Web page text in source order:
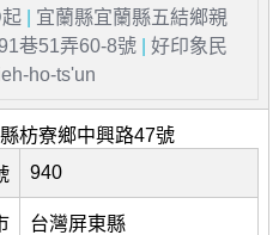
宜蘭縣宜蘭縣五結鄉親
巷51弄60-8號
好印象民
ho-ts'un
枋寮鄉中興路47號
940
台灣屏東縣